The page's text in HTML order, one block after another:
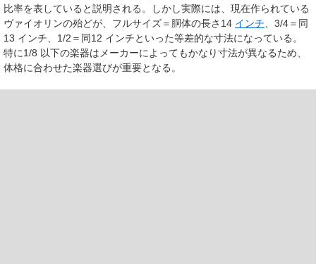
比率を表していると説明される。しかし実際には、現在作られている
ヴァイオリンの殆どが、フルサイズ＝胴体の長さ 14 インチ 、3/4＝同
13 インチ 、1/2＝同12 インチといった等差的な寸法になっている。
特に1/8 以下の楽器はメーカーによってもかなり寸法が異なるため、
体格に合わせた楽器選びが重要となる。